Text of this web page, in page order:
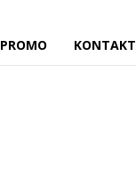
PROMO KONTAKT